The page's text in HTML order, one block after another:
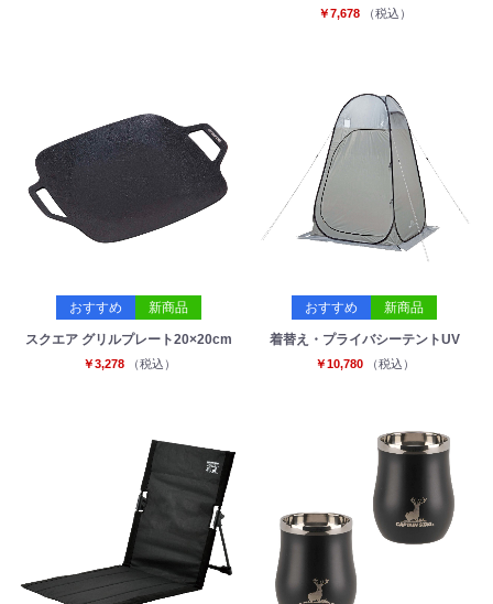
￥7,678 （税込）
おすすめ 新商品
スクエア グリルプレート20×20cm
￥3,278 （税込）
おすすめ 新商品
着替え・プライバシーテントUV
￥10,780 （税込）